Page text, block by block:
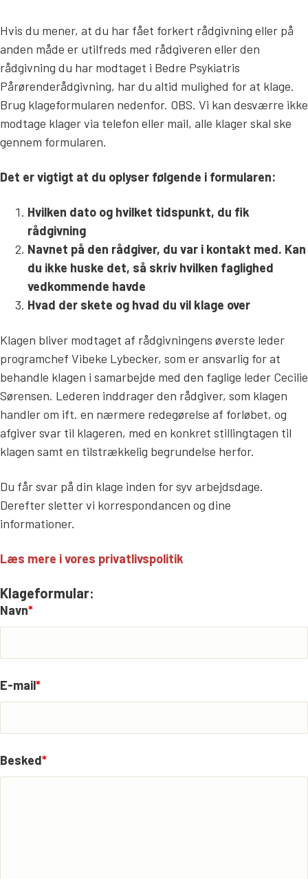
Hvis du mener, at du har fået forkert rådgivning eller på
anden måde er utilfreds med rådgiveren eller den
rådgivning du har modtaget i Bedre Psykiatris
Pårørenderådgivning, har du altid mulighed for at klage.
Brug klageformularen nedenfor. OBS. Vi kan desværre ikke
modtage klager via telefon eller mail, alle klager skal ske
gennem formularen.
Det er vigtigt at du oplyser følgende i formularen:
Hvilken dato og hvilket tidspunkt, du fik
rådgivning
Navnet på den rådgiver, du var i kontakt med. Kan
du ikke huske det, så skriv hvilken faglighed
vedkommende havde
Hvad der skete og hvad du vil klage over
Klagen bliver modtaget af rådgivningens øverste leder
programchef Vibeke Lybecker, som er ansvarlig for at
behandle klagen i samarbejde med den faglige leder Cecilie
Sørensen. Lederen inddrager den rådgiver, som klagen
handler om ift. en nærmere redegørelse af forløbet, og
afgiver svar til klageren, med en konkret stillingtagen til
klagen samt en tilstrækkelig begrundelse herfor.
Du får svar på din klage inden for syv arbejdsdage.
Derefter sletter vi korrespondancen og dine
informationer.
Læs mere i vores privatlivspolitik
Klageformular:
Navn*
E-mail*
Besked*